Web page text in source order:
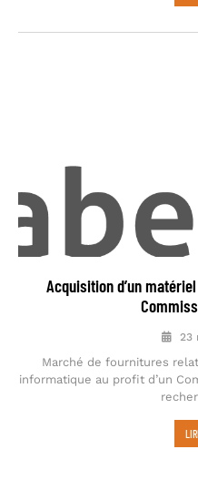
Acquisition d’un
23
Marché de fournitures
informatique au profit d’un